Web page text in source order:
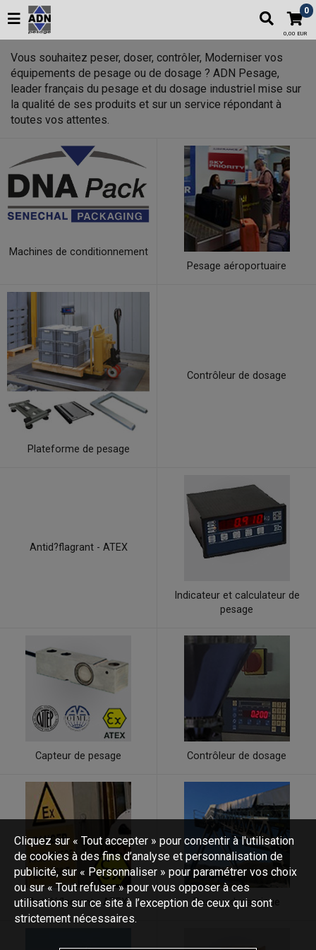
0
0,00 EUR
Vous souhaitez peser, doser, contrôler, Moderniser vos
équipements de pesage ou de dosage ? ADN Pesage,
leader français du pesage et du dosage industriel mise sur
la qualité de ses produits et sur un service répondant à
toutes vos attentes.
Machines de conditionnement
Pesage aéroportuaire
Plateforme de pesage
Contrôleur de dosage
Antid?flagrant - ATEX
Indicateur et calculateur de
pesage
Capteur de pesage Contrôleur de dosage
Antidéflagrant - ATEX Pesage dynamique
Cliquez sur « Tout accepter » pour consentir à l'utilisation
de cookies à des fins d’analyse et personnalisation de
publicité, sur « Personnaliser » pour paramétrer vos choix
ou sur « Tout refuser » pour vous opposer à ces
utilisations sur ce site à l’exception de ceux qui sont
strictement nécessaires.